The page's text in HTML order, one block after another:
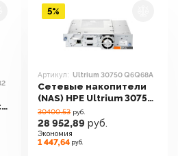
Артикул: Ultrium 30750 Q6Q68A
Сетевые накопители
(NAS) HPE Ultrium 30750
Q6Q68A
30400.53 руб.
28 952,89 руб.
Экономия
1 447,64 руб.
5%